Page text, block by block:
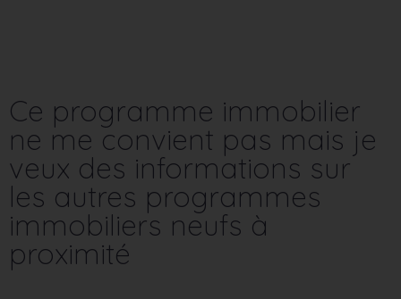
Ce programme immobilier
ne me convient pas mais je
veux des informations sur
les autres programmes
immobiliers neufs à
proximité